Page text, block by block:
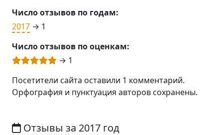
Число отзывов по годам:
2017 → 1
Число отзывов по оценкам:
→ 1
Посетители сайта оставили 1 комментарий.
Орфография и пунктуация авторов сохранены.
Отзывы за 2017 год